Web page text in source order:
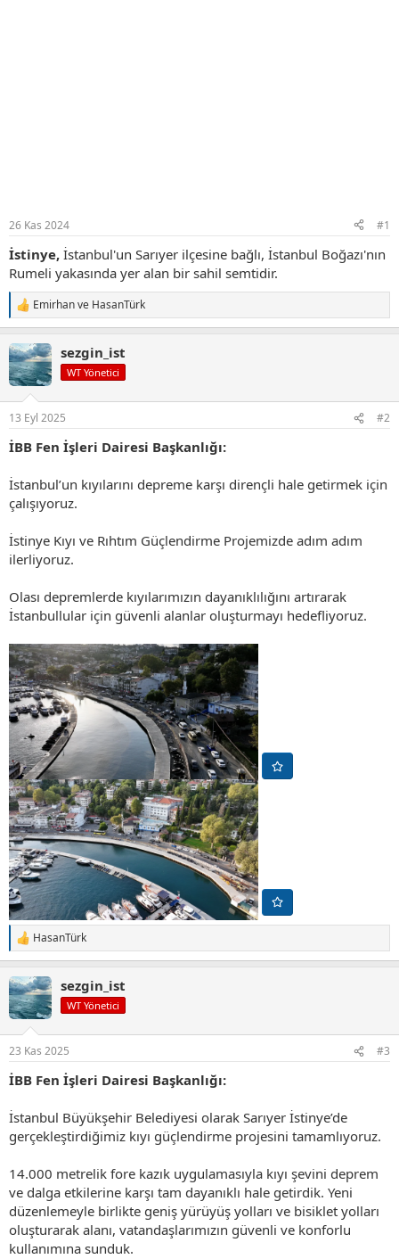
26 Kas 2024 #1
İstinye, İstanbul'un Sarıyer ilçesine bağlı, İstanbul Boğazı'nın
Rumeli yakasında yer alan bir sahil semtidir.
T
e
k
i
l
:
Emirhanve HasanTürk
sezgin_ist
WT Yönetici
13 Eyl 2025 #2
İBB Fen İşleri Dairesi Başkanlığı:
İstanbul’un kıyılarını depreme karşı dirençli hale getirmek için
çalışıyoruz.
İstinye Kıyı ve Rıhtım Güçlendirme Projemizde adım adım
ilerliyoruz.
Olası depremlerde kıyılarımızın dayanıklılığını artırarak
İstanbullular için güvenli alanlar oluşturmayı hedefliyoruz.
T
e
k
i
l
:
HasanTürk
sezgin_ist
WT Yönetici
23 Kas 2025 #3
İBB Fen İşleri Dairesi Başkanlığı:
İstanbul Büyükşehir Belediyesi olarak Sarıyer İstinye’de
gerçekleştirdiğimiz kıyı güçlendirme projesini tamamlıyoruz.
14.000 metrelik fore kazık uygulamasıyla kıyı şevini deprem
ve dalga etkilerine karşı tam dayanıklı hale getirdik. Yeni
düzenlemeyle birlikte geniş yürüyüş yolları ve bisiklet yolları
oluşturarak alanı, vatandaşlarımızın güvenli ve konforlu
kullanımına sunduk.